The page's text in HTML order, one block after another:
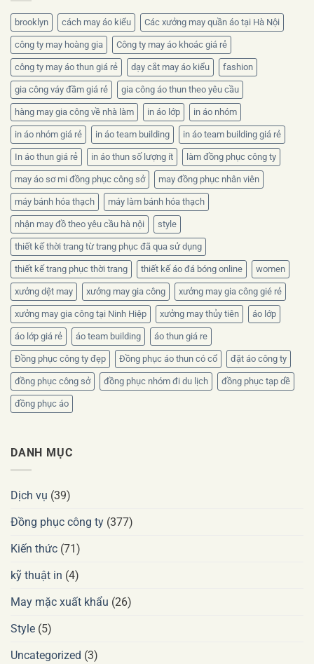
chất
liệu
nào?
brooklyn cách may áo kiểu Các xưởng may quần áo tại Hà Nội
công ty may hoàng gia Công ty may áo khoác giá rẻ
công ty may áo thun giá rẻ dạy cắt may áo kiểu fashion
gia công váy đầm giá rẻ gia công áo thun theo yêu cầu
hàng may gia công về nhà làm in áo lớp in áo nhóm
in áo nhóm giá rẻ in áo team building in áo team building giá rẻ
In áo thun giá rẻ in áo thun số lượng ít làm đồng phục công ty
may áo sơ mi đồng phục công sở may đồng phục nhân viên
máy bánh hóa thạch máy làm bánh hóa thạch
nhận may đồ theo yêu cầu hà nội style
thiết kế thời trang từ trang phục đã qua sử dụng
thiết kế trang phục thời trang thiết kế áo đá bóng online women
xưởng dệt may xưởng may gia công xưởng may gia công gié rẻ
xưởng may gia công tại Ninh Hiệp xưởng may thủy tiên áo lớp
áo lớp giá rẻ áo team building áo thun giá re
Đồng phục công ty đẹp Đồng phục áo thun có cổ đặt áo công ty
đồng phục công sở đồng phục nhóm đi du lịch đồng phục tạp dề
đồng phục áo
DANH MỤC
Dịch vụ (39)
Đồng phục công ty (377)
Kiến thức (71)
kỹ thuật in (4)
May mặc xuất khẩu (26)
Style (5)
Uncategorized (3)